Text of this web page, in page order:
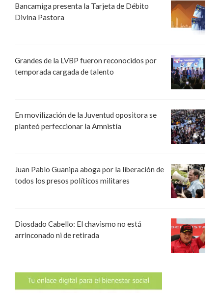
Bancamiga presenta la Tarjeta de Débito
Divina Pastora
Grandes de la LVBP fueron reconocidos por
temporada cargada de talento
En movilización de la Juventud opositora se
planteó perfeccionar la Amnistía
Juan Pablo Guanipa aboga por la liberación de
todos los presos políticos militares
Diosdado Cabello: El chavismo no está
arrinconado ni de retirada